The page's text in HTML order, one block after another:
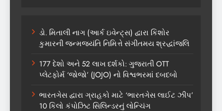
ડો. મિતાલી નાગ (આર્ક ઇવેન્ટ્સ) દ્વારા કિશોર
કુમારની જન્મજયંતિ નિમિત્તે સંગીતમય શ્રદ્ધાંજલિ
177 દેશો અને 52 લાખ દર્શકો: ગુજરાતી OTT
પ્લેટફોર્મ ‘જોજો’ (JOJO) નો વિશ્વભરમાં દબદબો
ભારતગેસ દ્વારા ગ્રાહકો માટે ‘ભારતગેસ લાઈટ ઝીપ’
10 કિલો કંપોઝિટ સિલિન્ડરનું લોન્ચિંગ